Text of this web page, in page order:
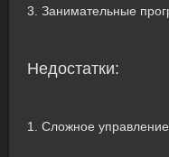
3. Занимательные
Недостатки:
1. Сложное управление.